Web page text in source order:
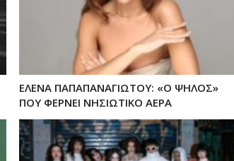
ΕΛΕΝΑ ΠΑΠΑΠΑΝΑΓΙΩΤΟΥ: «Ο ΨΗΛΟΣ»
ΠΟΥ ΦΕΡΝΕΙ ΝΗΣΙΩΤΙΚΟ ΑΕΡΑ